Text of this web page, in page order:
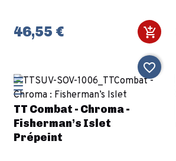
46,55 €
favorite_border
TT Combat - Chroma -
Fisherman’s Islet
Prépeint